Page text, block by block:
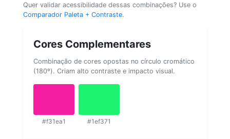
Quer validar acessibilidade dessas combinações? Use o
Comparador Paleta + Contraste.
Cores Complementares
Combinação de cores opostas no círculo cromático
(180º). Criam alto contraste e impacto visual.
#f31ea1 #1ef371